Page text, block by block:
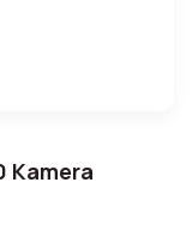
Kamera